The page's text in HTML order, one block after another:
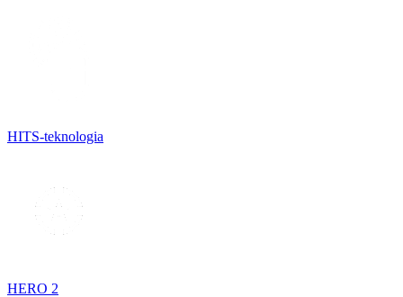
HITS-teknologia
HERO 2